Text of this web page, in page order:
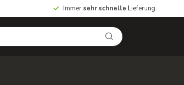
Immersehr schnelle Lieferung